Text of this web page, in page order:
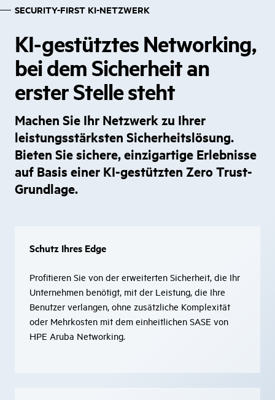
SECURITY-FIRST KI-NETZWERK
KI-gestütztes Networking,
bei dem Sicherheit an
erster Stelle steht
Machen Sie Ihr Netzwerk zu Ihrer
leistungsstärksten Sicherheitslösung.
Bieten Sie sichere, einzigartige Erlebnisse
auf Basis einer KI-gestützten Zero Trust-
Grundlage.
Schutz Ihres Edge
Profitieren Sie von der erweiterten Sicherheit, die Ihr
Unternehmen benötigt, mit der Leistung, die Ihre
Benutzer verlangen, ohne zusätzliche Komplexität
oder Mehrkosten mit dem einheitlichen SASE von
HPE Aruba Networking.